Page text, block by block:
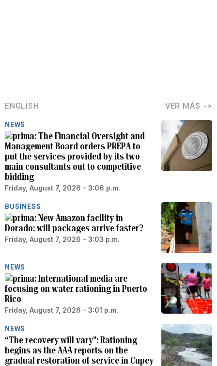
ENGLISH VER MÁS
NEWS
The Financial Oversight and
Management Board orders PREPA to
put the services provided by its two
main consultants out to competitive
bidding
Friday, August 7, 2026 - 3:06 p.m.
BUSINESS
New Amazon facility in
Dorado: will packages arrive faster?
Friday, August 7, 2026 - 3:03 p.m.
NEWS
International media are
focusing on water rationing in Puerto
Rico
Friday, August 7, 2026 - 3:01 p.m.
NEWS
“The recovery will vary”: Rationing
begins as the AAA reports on the
gradual restoration of service in Cupey